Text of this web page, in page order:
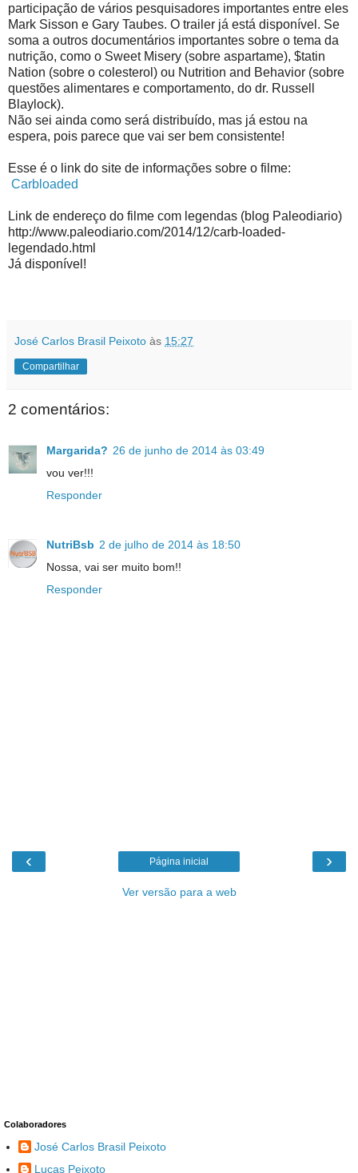
participação de vários pesquisadores importantes entre eles
Mark Sisson e Gary Taubes. O trailer já está disponível. Se
soma a outros documentários importantes sobre o tema da
nutrição, como o Sweet Misery (sobre aspartame), $tatin
Nation (sobre o colesterol) ou Nutrition and Behavior (sobre
questões alimentares e comportamento, do dr. Russell
Blaylock).
Não sei ainda como será distribuído, mas já estou na
espera, pois parece que vai ser bem consistente!
Esse é o link do site de informações sobre o filme:
Carbloaded
Link de endereço do filme com legendas (blog Paleodiario)
http://www.paleodiario.com/2014/12/carb-loaded-
legendado.html
Já disponível!
José Carlos Brasil Peixoto às 15:27
Compartilhar
2 comentários:
Margarida? 26 de junho de 2014 às 03:49
vou ver!!!
Responder
NutriBsb 2 de julho de 2014 às 18:50
Nossa, vai ser muito bom!!
Responder
‹ ›
Página inicial
Ver versão para a web
Colaboradores
José Carlos Brasil Peixoto
Lucas Peixoto